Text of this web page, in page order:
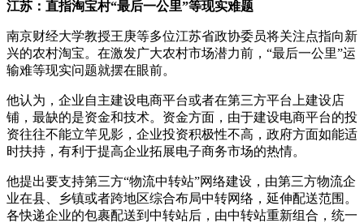
江苏：直指淘宝村“最后一公里”等现实难题
南京财经大学教授王庚等多位江苏省政协委员将关注点指向新
兴的农村淘宝。在激发广大农村市场潜力前，“最后一公里”运
输难等现实问题就摆在眼前。
他认为，企业自主建设电商平台或者在第三方平台上建设店
铺，最缺的是资金和技术。资金方面，由于建设电商平台的投
资往往不能立竿见影，企业投资积极性不高，政府方面如能适
时扶持，有利于提高企业拓展电子商务市场的热情。
他提出要支持第三方“物流中转站”网络建设，由第三方物流企
业在县、乡镇或者跨地区综合布局中转网络，延伸配送范围。
各快递企业的包裹配送到中转站后，由中转站重新组合，统一